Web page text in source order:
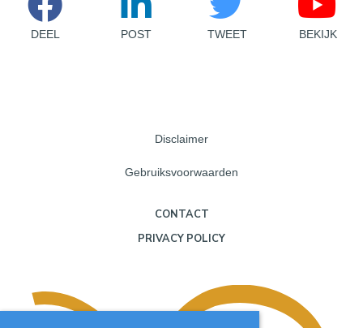
DEEL POST TWEET BEKIJK
Disclaimer
Gebruiksvoorwaarden
CONTACT
PRIVACY POLICY